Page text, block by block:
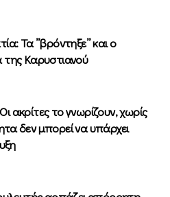
Τα ”βρόντηξε” και ο
Καρυστιανού
το γνωρίζουν, χωρίς
δεν μπορεί να υπάρχει